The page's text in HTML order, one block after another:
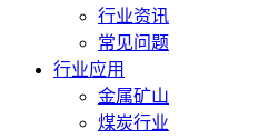
行业资讯
常见问题
行业应用
金属矿山
煤炭行业